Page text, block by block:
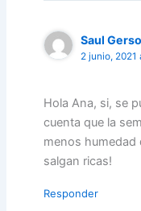
Saul
2 junio, 2021
Hola Ana, si, se
cuenta que la
menos humedad
salgan ricas!
Responder